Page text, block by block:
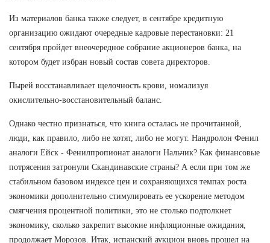
Из материалов банка также следует, в сентябре кредитную
организацию ожидают очередные кадровые перестановки: 21
сентября пройдет внеочередное собрание акционеров банка, на
котором будет избран новый состав совета директоров.
Пырей восстанавливает щелочность крови, номализуя
окислительно-восстановительный баланс.
Однако честно признаться, что книга осталась не прочитанной,
люди, как правило, либо не хотят, либо не могут. Нандролон Фенил
аналоги Ейск - Фенилпропионат аналоги Нальчик? Как финансовые
потрясения затронули Скандинавские страны? А если при том же
стабильном базовом индексе цен и сохраняющихся темпах роста
экономики дополнительно стимулировать ее ускорение методом
смягчения процентной политики, это не столько подтолкнет
экономику, сколько закрепит высокие инфляционные ожидания,
продолжает Морозов. Итак, испанский аукцион вновь прошел на